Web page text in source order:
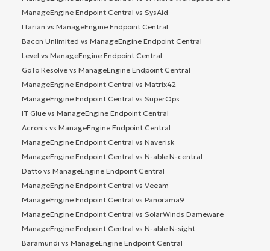
ManageEngine Endpoint Central vs SysAid
ITarian vs ManageEngine Endpoint Central
Bacon Unlimited vs ManageEngine Endpoint Central
Level vs ManageEngine Endpoint Central
GoTo Resolve vs ManageEngine Endpoint Central
ManageEngine Endpoint Central vs Matrix42
ManageEngine Endpoint Central vs SuperOps
IT Glue vs ManageEngine Endpoint Central
Acronis vs ManageEngine Endpoint Central
ManageEngine Endpoint Central vs Naverisk
ManageEngine Endpoint Central vs N-able N-central
Datto vs ManageEngine Endpoint Central
ManageEngine Endpoint Central vs Veeam
ManageEngine Endpoint Central vs Panorama9
ManageEngine Endpoint Central vs SolarWinds Dameware
ManageEngine Endpoint Central vs N-able N-sight
Baramundi vs ManageEngine Endpoint Central